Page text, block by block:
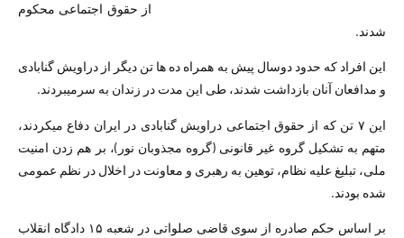
از حقوق اجتماعی محکوم
افراد که حدود دوسال پیش به همراه ده ها تن دیگر از دراویش گنابادی
آنان بازداشت شدند، طی این مدت در زندان به سرمیبردند.
این ۷ تن که از حقوق اجتماعی دراویش گنابادی در ایران دفاع میکردند،
به تشکیل گروه غیر قانونی (گروه مجذوبان نور)، بر هم زدن امنیت
تبلیغ علیه نظام، توهین به رهبری و معاونت در اخلال در نظم عمومی
بودند.
بر اساس حکم صادره از سوی قاضی صلواتی در شعبه ۱۵ دادگاه انقلاب